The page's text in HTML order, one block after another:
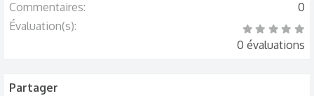
Commentaires
0
Évaluation(s)
0 évaluations
Partager